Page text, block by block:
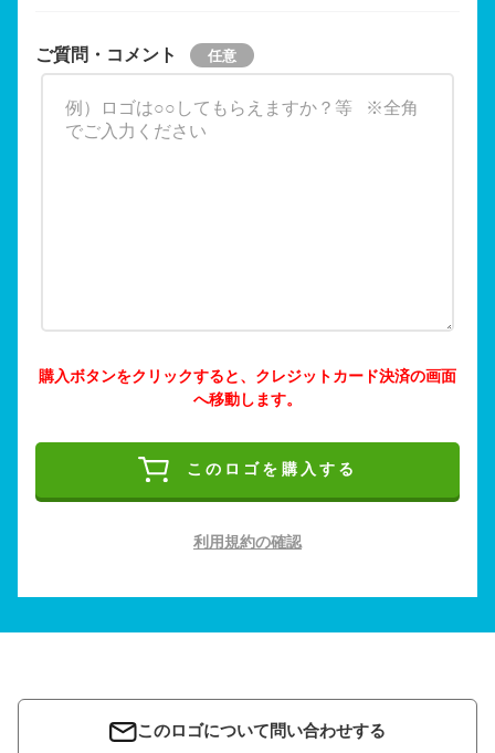
ご質問・コメント
購入ボタンをクリックすると、クレジットカード決済の画面
へ移動します。
このロゴを購入する
利用規約の確認
このロゴについて問い合わせする